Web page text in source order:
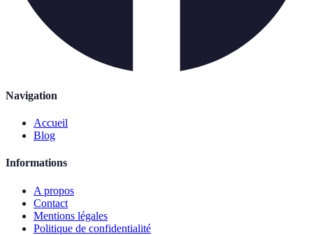
Navigation
Accueil
Blog
Informations
A propos
Contact
Mentions légales
Politique de confidentialité